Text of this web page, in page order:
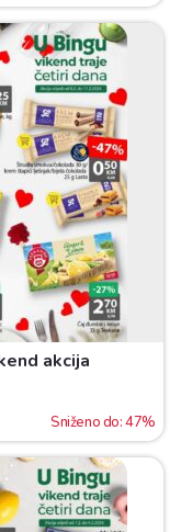
akcija
Sniženo do: 47%